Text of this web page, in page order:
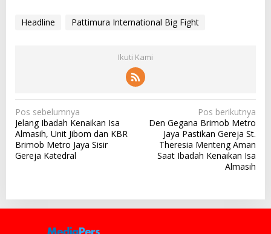
Headline Pattimura International Big Fight
Ikuti Kami
N
a
v
i
a
s
Pos sebelumnya
Jelang Ibadah Kenaikan Isa
Almasih, Unit Jibom dan KBR
Brimob Metro Jaya Sisir
Gereja Katedral
Pos berikutnya
Den Gegana Brimob Metro
Jaya Pastikan Gereja St.
Theresia Menteng Aman
Saat Ibadah Kenaikan Isa
Almasih